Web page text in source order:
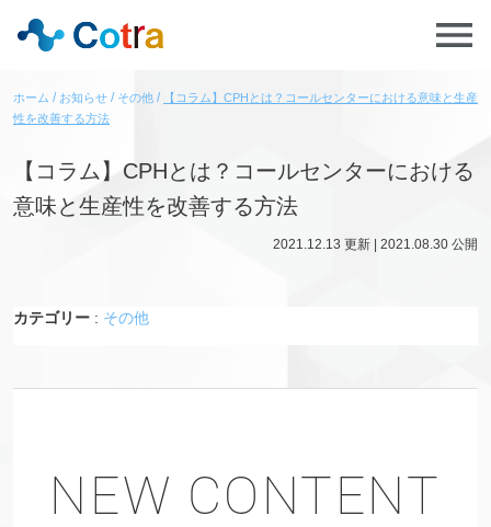
ホーム お知らせ その他
【コラム】CPHとは？コールセンターにおける意味と生産
性を改善する方法
【コラム】CPHとは？コールセンターにおける
意味と生産性を改善する方法
2021.12.13 更新 | 2021.08.30 公開
カテゴリー : その他